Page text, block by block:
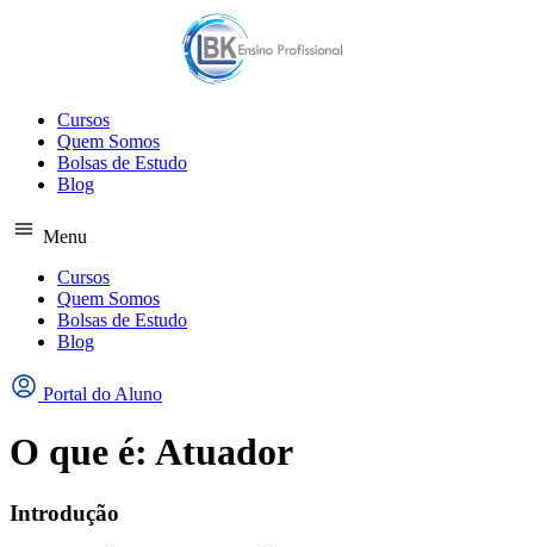
Cursos
Quem Somos
Bolsas de Estudo
Blog
Menu
Cursos
Quem Somos
Bolsas de Estudo
Blog
Portal do Aluno
O que é: Atuador
Introdução